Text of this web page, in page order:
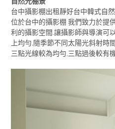
台中攝影棚出租靜好台中韓式自
位於台中的攝影棚 我們致力於提
利的攝影空間.讓攝影師與導演可
上均勻,隨季節不同太陽光斜射時
三點光線較為均勻,三點過後較有